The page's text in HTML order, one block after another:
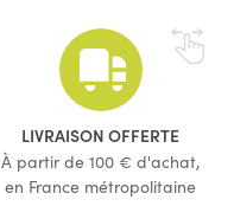
(10 avis)
LIVRAISON OFFERTE
À partir de 100 € d'achat,
en France métropolitaine